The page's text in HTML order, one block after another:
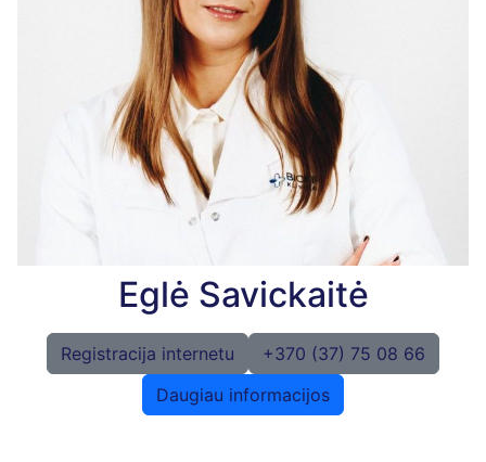
Eglė Savickaitė
Registracija internetu
+370 (37) 75 08 66
Daugiau informacijos